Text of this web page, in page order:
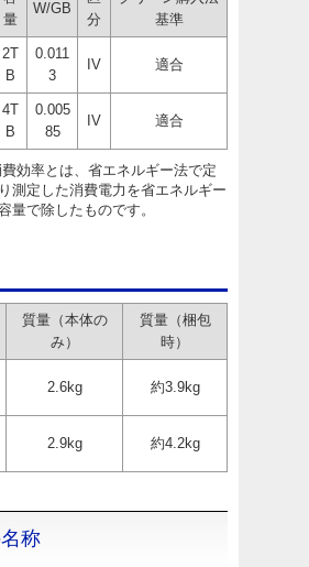
量
W/GB
分
基準
2T
B
0.011
3
IV 適合
4T
B
0.005
85
IV 適合
効率とは、省エネルギー法で定
測定した消費電力を省エネルギー
量で除したものです。
質量（本体の
み）
質量（梱包
時）
2.6kg 約3.9kg
2.9kg 約4.2kg
称